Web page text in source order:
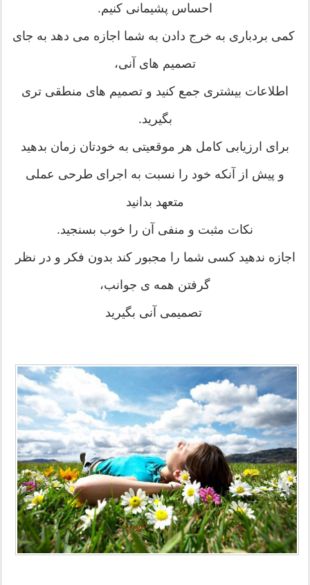
احساس پشیمانی کنیم.
کمی بردباری به خرج دادن به شما اجازه می دهد به جای
تصمیم های آنی،
اطلاعات بیشتری جمع کنید و تصمیم های منطقی تری
بگیرید.
برای ارزیابی کامل هر موقعیتی به خودتان زمان بدهید
و پیش از آنکه خود را نسبت به اجرای طرحی عملی
متعهد بدانید
نکات مثبت و منفی آن را خوب بسنجید.
اجازه ندهید کسی شما را مجبور کند بدون فکر و در نظر
گرفتن همه ی جوانب،
تصمیمی آنی بگیرید